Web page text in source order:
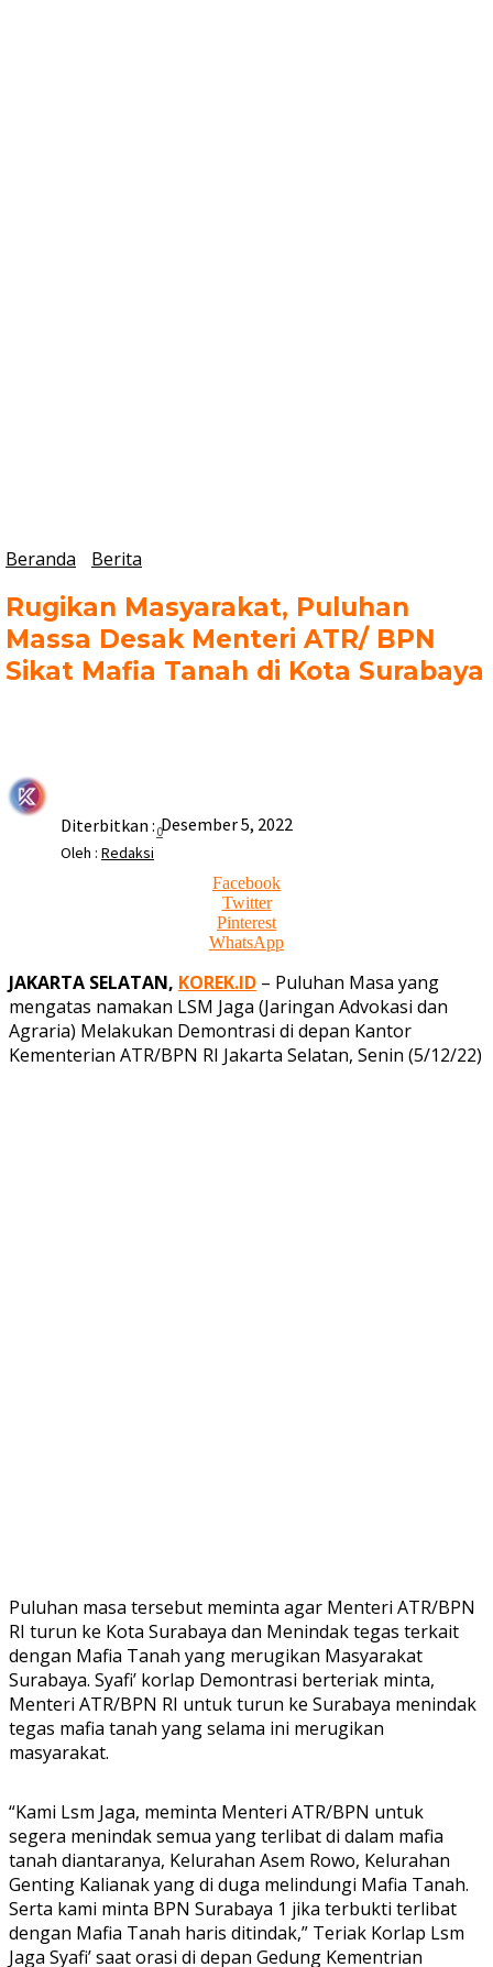
Beranda Berita
Rugikan Masyarakat, Puluhan
Massa Desak Menteri ATR/ BPN
Sikat Mafia Tanah di Kota Surabaya
Oleh : Redaksi
0
Diterbitkan : Desember 5, 2022
Facebook
Twitter
Pinterest
WhatsApp
JAKARTA SELATAN, KOREK.ID – Puluhan Masa yang
mengatas namakan LSM Jaga (Jaringan Advokasi dan
Agraria) Melakukan Demontrasi di depan Kantor
Kementerian ATR/BPN RI Jakarta Selatan, Senin (5/12/22)
Puluhan masa tersebut meminta agar Menteri ATR/BPN
RI turun ke Kota Surabaya dan Menindak tegas terkait
dengan Mafia Tanah yang merugikan Masyarakat
Surabaya. Syafi’ korlap Demontrasi berteriak minta,
Menteri ATR/BPN RI untuk turun ke Surabaya menindak
tegas mafia tanah yang selama ini merugikan
masyarakat.
“Kami Lsm Jaga, meminta Menteri ATR/BPN untuk
segera menindak semua yang terlibat di dalam mafia
tanah diantaranya, Kelurahan Asem Rowo, Kelurahan
Genting Kalianak yang di duga melindungi Mafia Tanah.
Serta kami minta BPN Surabaya 1 jika terbukti terlibat
dengan Mafia Tanah haris ditindak,” Teriak Korlap Lsm
Jaga Syafi’ saat orasi di depan Gedung Kementrian